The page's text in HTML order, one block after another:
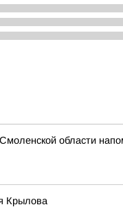
области
Крылова